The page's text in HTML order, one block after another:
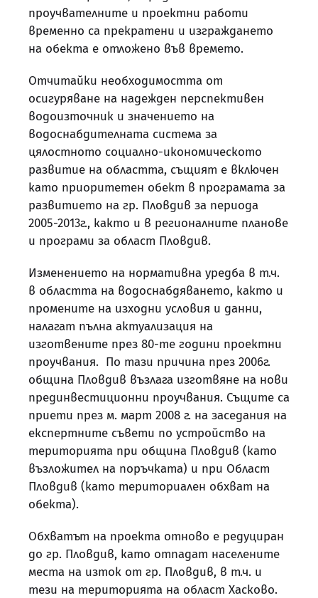
проучвателните и проектни работи
временно са прекратени и изграждането
на обекта е отложено във времето.
Отчитайки необходимостта от
осигуряване на надежден перспективен
водоизточник и значението на
водоснабдителната система за
цялостното социално-икономическото
развитие на областта, същият е включен
като приоритетен обект в програмата за
развитието на гр. Пловдив за периода
2005-2013г., както и в регионалните планове
и програми за област Пловдив.
Изменението на нормативна уредба в т.ч.
в областта на водоснабдяването, както и
промените на изходни условия и данни,
налагат пълна актуализация на
изготвените през 80-те години проектни
проучвания. По тази причина през 2006г.
община Пловдив възлага изготвяне на нови
прединвестиционни проучвания. Същите са
приети през м. март 2008 г. на заседания на
експертните съвети по устройство на
територията при община Пловдив (като
възложител на поръчката) и при Област
Пловдив (като териториален обхват на
обекта).
Обхватът на проекта отново е редуциран
до гр. Пловдив, като отпадат населените
места на изток от гр. Пловдив, в т.ч. и
тези на територията на област Хасково.